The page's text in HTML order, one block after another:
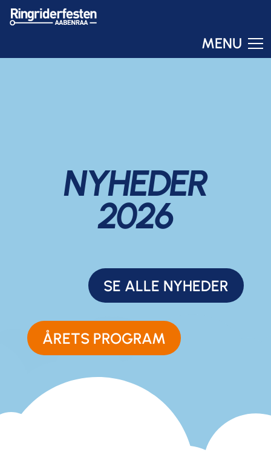
MENU
NYHEDER
2026
SE ALLE NYHEDER
ÅRETS PROGRAM